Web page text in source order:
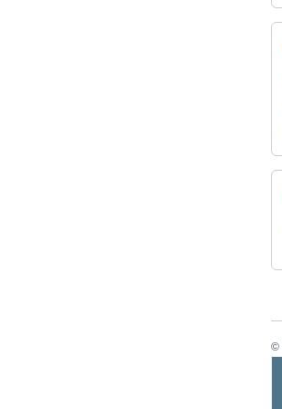
©